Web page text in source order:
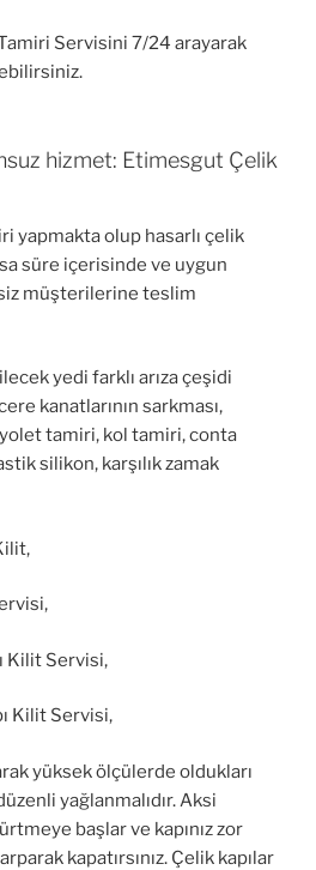
Servisini 7/24 arayarak
hizmet: Etimesgut Çelik
yapmakta olup hasarlı çelik
süre içerisinde ve uygun
müşterilerine teslim
yedi farklı arıza çeşidi
kanatlarının sarkması,
tamiri, kol tamiri, conta
silikon, karşılık zamak
Kilit Servisi,
Kilit Servisi,
yüksek ölçülerde oldukları
yağlanmalıdır. Aksi
başlar ve kapınız zor
kapatırsınız. Çelik kapılar